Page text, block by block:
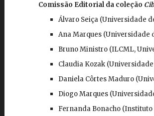
Comissão Editorial da coleção
Álvaro Seiça (Universidade
Ana Marques (Universidade
Bruno Ministro (ILCML,
Claudia Kozak
Daniela Côrtes Maduro
Diogo Marques
Fernanda Bonacho